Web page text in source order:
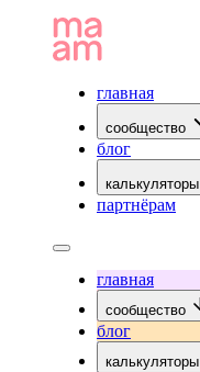
главная
сообщество
блог
калькуляторы
партнёрам
главная
сообщество
блог
калькуляторы